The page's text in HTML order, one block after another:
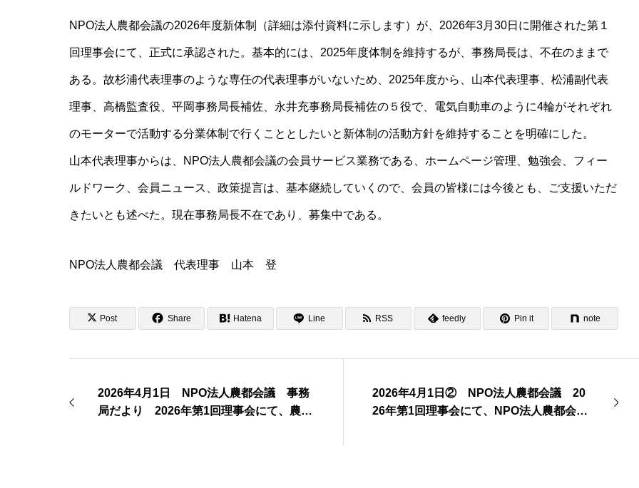
NPO法人農都会議の2026年度新体制（詳細は添付資料に示します）が、2026年3月30日に開催された第１
回理事会にて、正式に承認された。基本的には、2025年度体制を維持するが、事務局長は、不在のままで
ある。故杉浦代表理事のような専任の代表理事がいないため、2025年度から、山本代表理事、松浦副代表
理事、高橋監査役、平岡事務局長補佐、永井充事務局長補佐の５役で、電気自動車のように4輪がそれぞれ
のモーターで活動する分業体制で行くこととしたいと新体制の活動方針を維持することを明確にした。
山本代表理事からは、NPO法人農都会議の会員サービス業務である、ホームページ管理、勉強会、フィー
ルドワーク、会員ニュース、政策提言は、基本継続していくので、会員の皆様には今後とも、ご支援いただ
きたいとも述べた。現在事務局長不在であり、募集中である。
NPO法人農都会議 代表理事 山本 登
Post Share Hatena Line RSS feedly Pin it note
2026年4月1日 NPO法人農都会議 事務
局だより 2026年第1回理事会にて、農都
2026年4月1日② NPO法人農都会議 20
26年第1回理事会にて、NPO法人農都会議